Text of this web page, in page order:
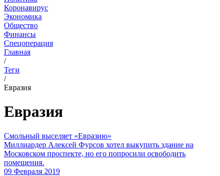
Коронавирус
Экономика
Общество
Финансы
Спецоперация
Главная
/
Теги
/
Евразия
Евразия
Смольный выселяет «Евразию»
Миллиардер Алексей Фурсов хотел выкупить здание на
Московском проспекте, но его попросили освободить
помещения.
09 Февраля 2019